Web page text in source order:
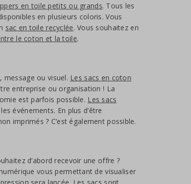
en toile petits ou grands. Tous les
en plusieurs coloris. Vous
sac en toile recyclée. Vous souhaitez en
le coton et la toile.
ou visuel. Les sacs en coton
entreprise ou organisation ! La
est parfois possible. Les sacs
événements. En plus d’être
imprimés ? C’est également possible.
d’abord recevoir une offre ?
vous permettant de visualiser